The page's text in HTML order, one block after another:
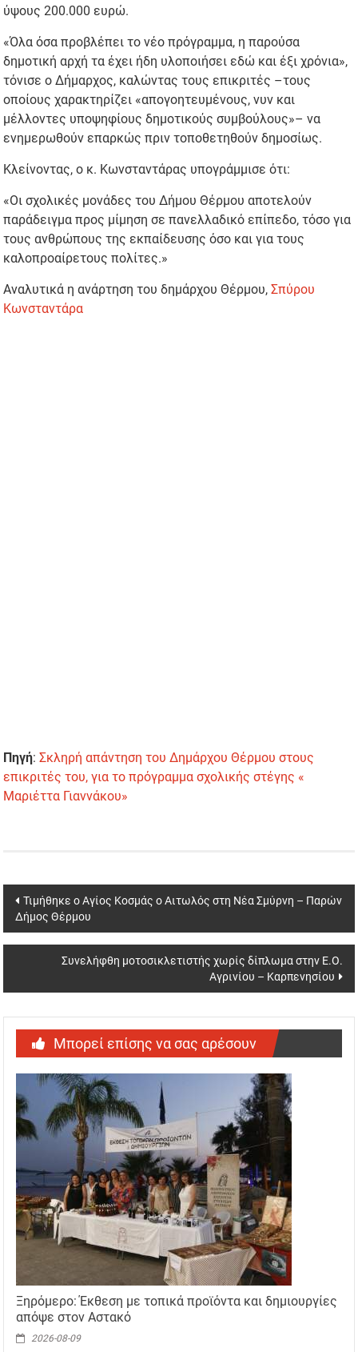
ύψους 200.000 ευρώ.
«Όλα όσα προβλέπει το νέο πρόγραμμα, η παρούσα
δημοτική αρχή τα έχει ήδη υλοποιήσει εδώ και έξι χρόνια»,
τόνισε ο Δήμαρχος, καλώντας τους επικριτές –τους
οποίους χαρακτηρίζει «απογοητευμένους, νυν και
μέλλοντες υποψηφίους δημοτικούς συμβούλους»– να
ενημερωθούν επαρκώς πριν τοποθετηθούν δημοσίως.
Κλείνοντας, ο κ. Κωνσταντάρας υπογράμμισε ότι:
«Οι σχολικές μονάδες του Δήμου Θέρμου αποτελούν
παράδειγμα προς μίμηση σε πανελλαδικό επίπεδο, τόσο για
τους ανθρώπους της εκπαίδευσης όσο και για τους
καλοπροαίρετους πολίτες.»
Αναλυτικά η ανάρτηση του δημάρχου Θέρμου,Σπύρου
Κωνσταντάρα
Πηγή:Σκληρή απάντηση του Δημάρχου Θέρμου στους
επικριτές του, για το πρόγραμμα σχολικής στέγης «
Μαριέττα Γιαννάκου»
Post
navigation
Τιμήθηκε ο Αγίος Κοσμάς ο Αιτωλός στη Νέα Σμύρνη – Παρών
Δήμος Θέρμου
Συνελήφθη μοτοσικλετιστής χωρίς δίπλωμα στην Ε.Ο.
Αγρινίου – Καρπενησίου
Μπορεί επίσης να σας αρέσουν
Ξηρόμερο: Έκθεση με τοπικά προϊόντα και δημιουργίες
απόψε στον Αστακό
2026-08-09